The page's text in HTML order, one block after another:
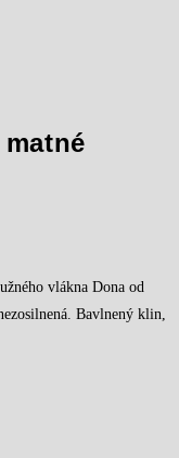
vlákna Dona od
Bavlnený klin,